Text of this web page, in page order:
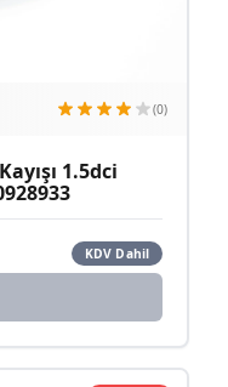
(0)
1.5dci
KDV Dahil